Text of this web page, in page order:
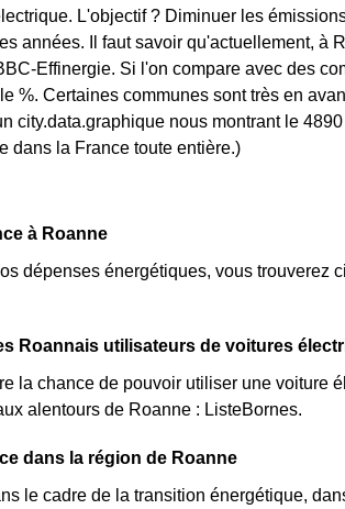
L'objectif ? Diminuer les
années. Il faut savoir qu'actuellement, à
Effinergie. Si l'on compare avec des
%. Certaines communes sont très en
city.data.graphique nous montrant le
dans la France toute entière.)
à Roanne
dépenses énergétiques, vous trouverez
Roannais utilisateurs de voitures
la chance de pouvoir utiliser une voiture
alentours de Roanne : ListeBornes.
dans la région de Roanne
le cadre de la transition énergétique,